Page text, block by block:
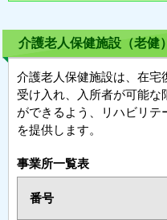
介護老人保健施設（老健）
介護老人保健施設は、在宅
受け入れ、入所者が可能な
ができるよう、リハビリ
を提供します。
事業所一覧表
番号